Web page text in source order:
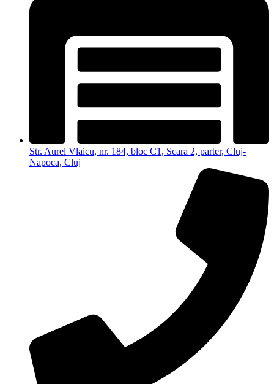
Str. Aurel Vlaicu, nr. 184, bloc C1, Scara 2, parter, Cluj-
Napoca, Cluj